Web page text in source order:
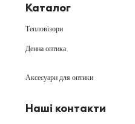
Каталог
Тепловізори
Денна оптика
Аксесуари для оптики
Наші контакти